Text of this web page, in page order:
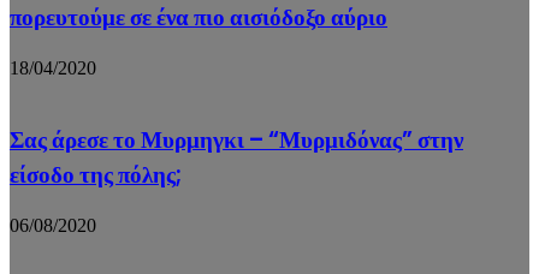
πορευτούμε σε ένα πιο αισιόδοξο αύριο
18/04/2020
Σας άρεσε το Μυρμηγκι – “Μυρμιδόνας” στην
είσοδο της πόλης;
06/08/2020